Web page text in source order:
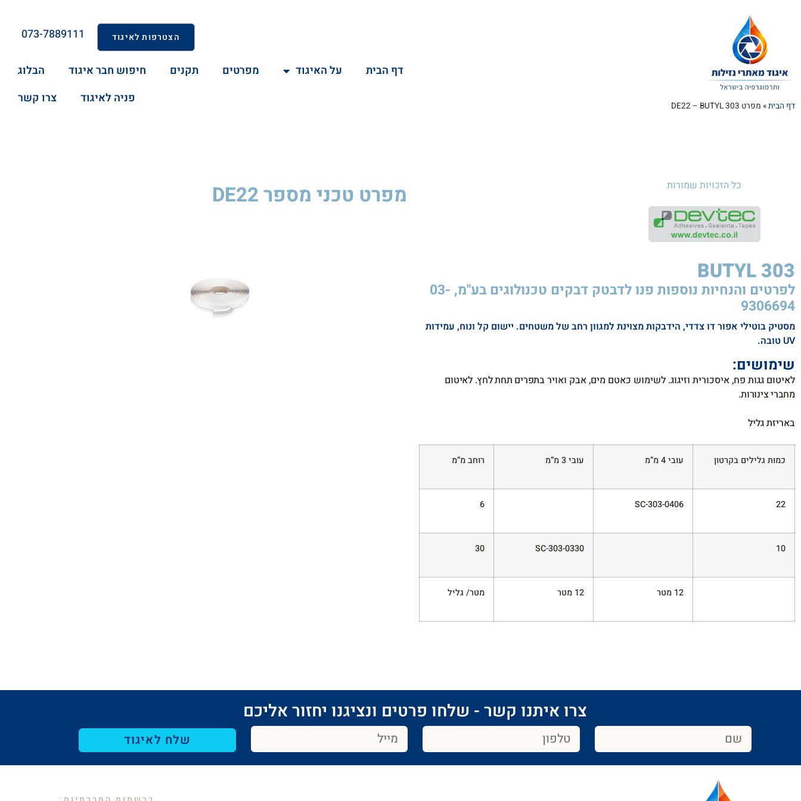
דף הבית» מפרט DE22 – BUTYL 303
הצטרפות לאיגוד 073-7889111
דף הבית על האיגוד מפרטים תקנים חיפוש חבר איגוד
הבלוג
פניה לאיגוד
צרו קשר
כל הזכויות שמורות מפרט טכני מספר DE22
BUTYL 303​
לפרטים והנחיות נוספות פנו לדבטק דבקים טכנולוגים בע"מ, 03-
9306694
מסטיק בוטילי אפור דו צדדי, הידבקות מצוינת למגוון רחב של משטחים. יישום קל ונוח, עמידות
UV טובה.
שימושים:
לאיטום גגות פח, איסכורית וזיגוג. לשימוש כאטם מים, אבק ואוירבתפרים תחת לחץ.לאיטום
מחברי צינורות.
באריזת גליל
כמות גלילים בקרטון עובי 4 מ”מ עובי 3 מ”מ רוחב מ”מ
22
SC-303-0406
6
10
SC-303-0330
30
12 מטר 12 מטר מטר/ גליל
צרו איתנו קשר - שלחו פרטים ונציגנו יחזור אליכם​
שלח לאיגוד